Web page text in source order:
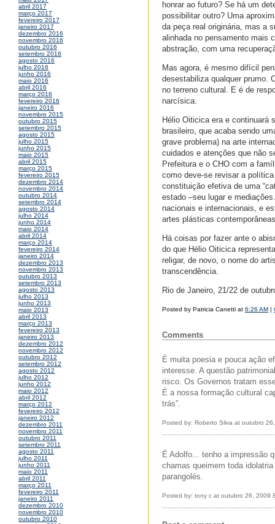
abril 2017
março 2017
fevereiro 2017
janeiro 2017
dezembro 2016
novembro 2016
outubro 2016
setembro 2016
agosto 2016
julho 2016
junho 2016
maio 2016
abril 2016
março 2016
fevereiro 2016
janeiro 2016
novembro 2015
outubro 2015
setembro 2015
agosto 2015
julho 2015
junho 2015
maio 2015
abril 2015
março 2015
fevereiro 2015
dezembro 2014
novembro 2014
outubro 2014
setembro 2014
agosto 2014
julho 2014
junho 2014
maio 2014
abril 2014
março 2014
fevereiro 2014
janeiro 2014
dezembro 2013
novembro 2013
outubro 2013
setembro 2013
agosto 2013
julho 2013
junho 2013
maio 2013
abril 2013
março 2013
fevereiro 2013
janeiro 2013
dezembro 2012
novembro 2012
outubro 2012
setembro 2012
agosto 2012
julho 2012
junho 2012
maio 2012
abril 2012
março 2012
fevereiro 2012
janeiro 2012
dezembro 2011
novembro 2011
outubro 2011
setembro 2011
agosto 2011
julho 2011
junho 2011
maio 2011
abril 2011
março 2011
fevereiro 2011
janeiro 2011
dezembro 2010
novembro 2010
outubro 2010
honrar ao futuro? Se há um
possibilitar outro? Uma
da peça real originária, mas a
alinhada no pensamento mais
abstração, com uma
Mas agora, é mesmo difícil
desestabiliza qualquer prumo.
no terreno cultural. E é de
narcísica.
Hélio Oiticica era e continuará
brasileiro, que acaba sendo
grave problema) na arte
cuidados e atenções que não
Prefeitura e o CHO com a
como deve-se revisar a
constituição efetiva de uma
estado –seu lugar e
nacionais e internacionais, e
artes plásticas
Há coisas por fazer ante o
do que Hélio Oiticica
religar, de novo, o nome do
transcendência.
Rio de Janeiro, 21/22 de
Posted by Patricia Canetti at 6:26 AM |
Comments
É muita poesia e pouca ação
interesse. A questão
risco. Os Governos tratam
É a nossa formação cultural
trás”.
Posted by: Roberto Silva at outubro
É Adolfo... tenho a impressão
chamas queimem toda
parangolés.
Posted by: tony c at outubro 26, 2009